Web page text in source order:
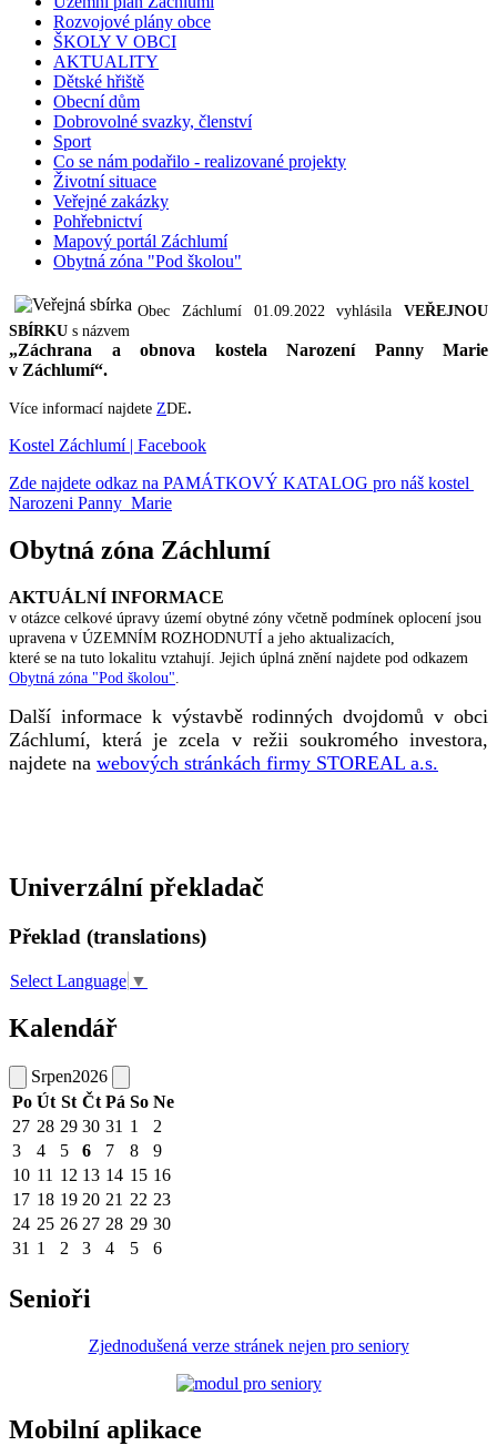
Rozvojové plány obce
ŠKOLY V OBCI
AKTUALITY
Dětské hřiště
Obecní dům
Dobrovolné svazky, členství
Sport
Co se nám podařilo - realizované projekty
Životní situace
Veřejné zakázky
Pohřebnictví
Mapový portál Záchlumí
Obytná zóna "Pod školou"
Obec Záchlumí 01.09.2022 vyhlásila VEŘEJNOU
SBÍRKU s názvem
„Záchrana a obnova kostela Narození Panny Marie
v Záchlumí“.
Více informací najdete ZDE.
Kostel Záchlumí | Facebook
Zde najdete odkaz na PAMÁTKOVÝ KATALOG pro náš kostel
Narozeni Panny Marie
Obytná zóna Záchlumí
AKTUÁLNÍ INFORMACE
v otázce celkové úpravy území obytné zóny včetně podmínek oplocení jsou
upravena v ÚZEMNÍM ROZHODNUTÍ a jeho aktualizacích,
které se na tuto lokalitu vztahují. Jejich úplná znění najdete pod odkazem
Obytná zóna "Pod školou".
Další informace k výstavbě rodinných dvojdomů v obci
Záchlumí, která je zcela v režii soukromého investora,
najdete na webových stránkách firmy STOREAL a.s.
Univerzální překladač
Překlad (translations)
Select Language ▼
Kalendář
Srpen2026
Po Út St Čt Pá So Ne
27 28 29 30 31 1
2
3
4 5 6 7 8
9
10 11 12 13 14 15 16
17 18 19 20 21 22 23
24 25 26 27 28 29 30
31 1 2 3 4 5 6
Senioři
Zjednodušená verze stránek nejen pro seniory
Mobilní aplikace